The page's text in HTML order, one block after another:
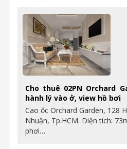
Cho thuê 02PN Orchard
hành lý vào ở, view hồ bơi
Cao ốc Orchard Garden, 128
Nhuận, Tp.HCM. Diện tích:
phơi…